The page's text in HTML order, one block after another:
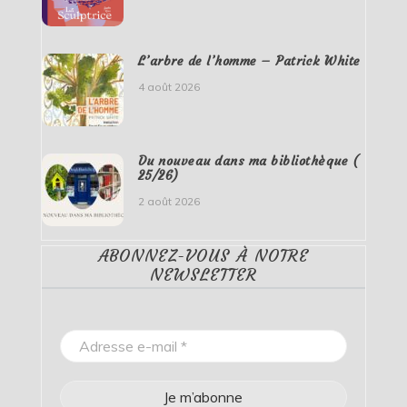
L’arbre de l’homme – Patrick White
4 août 2026
Du nouveau dans ma bibliothèque (
25/26)
2 août 2026
ABONNEZ-VOUS À NOTRE
NEWSLETTER